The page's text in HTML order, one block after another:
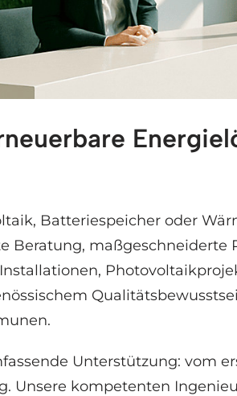
für Solaranlagen und
Batteriespeicher oder
Beratung,
Unterstützung: vom
Unsere kompetenten